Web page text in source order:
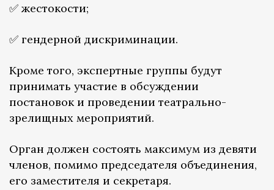
✅ жестокости;
✅ гендерной дискриминации.
Кроме того, экспертные группы будут
принимать участие в обсуждении
постановок и проведении театрально-
зрелищных мероприятий.
Орган должен состоять максимум из девяти
членов, помимо председателя объединения,
его заместителя и секретаря.